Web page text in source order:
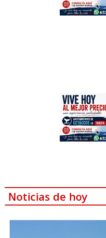
Noticias de hoy